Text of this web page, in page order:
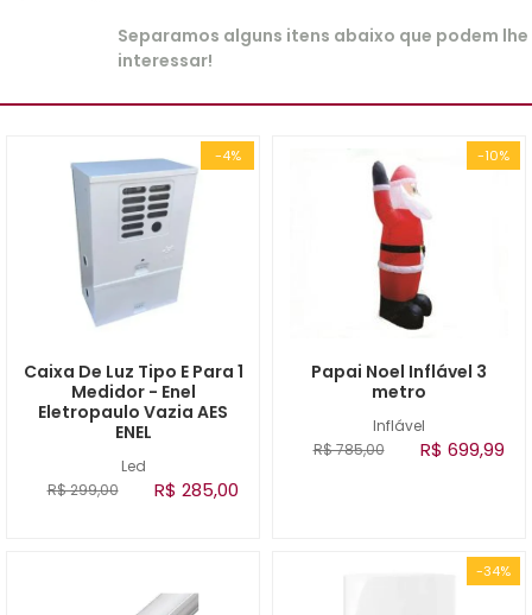
Separamos alguns itens abaixo que podem lhe
interessar!
-4%
Led
Caixa De Luz Tipo E Para 1
Medidor - Enel
Eletropaulo Vazia AES
ENEL
R$ 299,00 R$ 285,00
-10%
Inflável
Papai Noel Inflável 3
metro
R$ 785,00 R$ 699,99
-34%